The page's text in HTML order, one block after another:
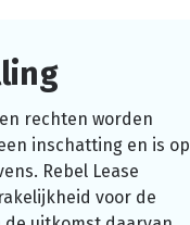
rechten worden
inschatting en is op
Rebel Lease
voor de